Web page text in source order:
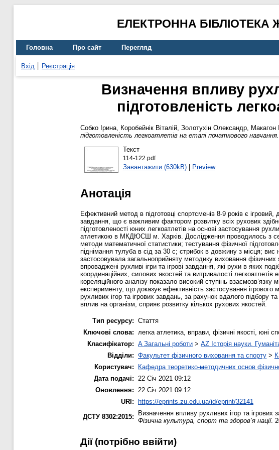
ЕЛЕКТРОННА
Головна Про сайт Перегляд
Вхід Реєстрація
Визначення впливу
підготовленість
Собко Ірина, Коробейнік Віталій, Золотухін Олександр, Макагон
підготовленість легкоатлетів на етапі початкового навчання.
Текст
114-122.pdf
Завантажити (630kB)| Preview
Анотація
Ефективний метод в підготовці спортсменів 8-9 років є
завдання, що є важливим фактором розвитку всіх рухових
підготовленості юних легкоатлетів на основі застосування
атлетикою в МКДЮСШ м. Харків. Дослідження проводилось з
методи математичної статистики; тестування фізичної
піднімання тулуба в сід за 30 с; стрибок в довжину з місця;
застосовувала загальноприйняту методику виховання
впроваджені рухливі ігри та ігрові завдання, які рухи в яких
координаційних, силових якостей та витривалості
кореляційного аналізу показало високий ступінь
експерименту, що доказує ефективність застосування
рухливих ігор та ігрових завдань, за рахунок вдалого підбору
вплив на організм, сприяє розвитку кількох рухових якостей.
Тип ресурсу: Стаття
Ключові слова:
легка атлетика, вправи, фізичні якості, юні
Класифікатор: A Загальні роботи > AZ Історія науки.
Відділи: Факультет фізичного виховання та спорту >
Користувач:
Кафедра теоретико-методичних основ
Дата подачі:
22 Січ 2021 09:12
Оновлення:
22 Січ 2021 09:12
URI: https://eprints.zu.edu.ua/id/eprint/32141
ДСТУ 8302:2015:
Визначення впливу рухливих ігор та ігрових
Фізична культура, спорт та здоров’я нації.
Дії ​​(потрібно ввійти)